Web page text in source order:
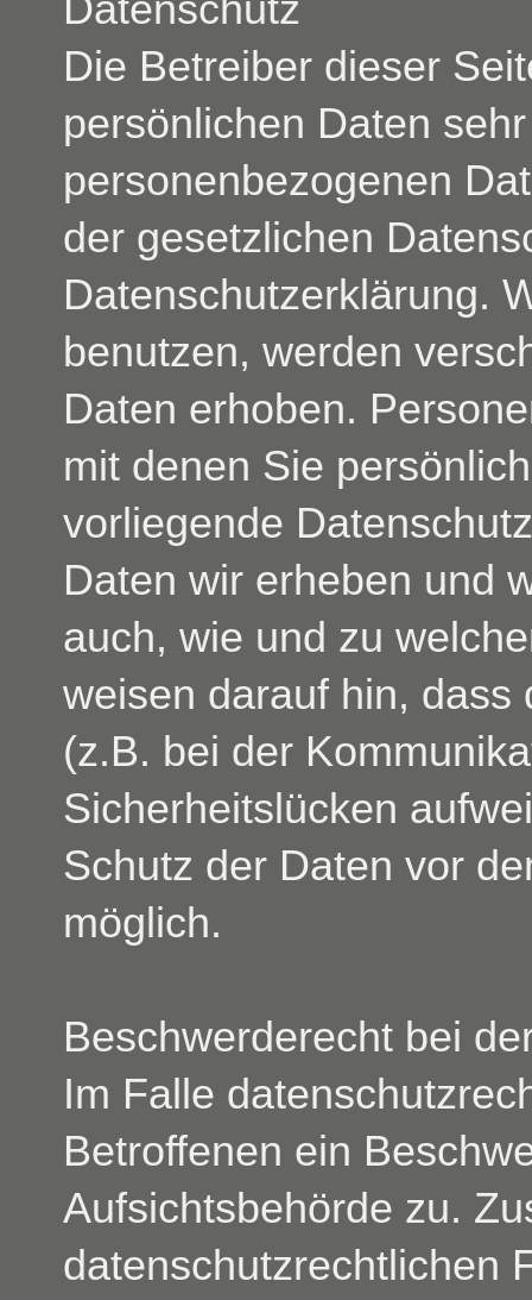
Datenschutz
Die Betreiber dieser
persönlichen Daten
personenbezogenen
der gesetzlichen
Datenschutzerklärung.
benutzen, werden
Daten erhoben.
mit denen Sie
vorliegende
Daten wir erheben und
auch, wie und zu
weisen darauf hin, dass
(z.B. bei der
Sicherheitslücken
Schutz der Daten vor
möglich.
Beschwerderecht bei
Im Falle
Betroffenen ein
Aufsichtsbehörde zu.
datenschutzrechtlichen